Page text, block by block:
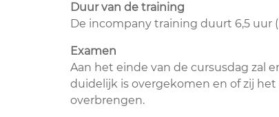
Duur van de training
De incompany training duurt 6,5 uur
Examen
Aan het einde van de cursusdag zal
duidelijk is overgekomen en of zij
overbrengen.